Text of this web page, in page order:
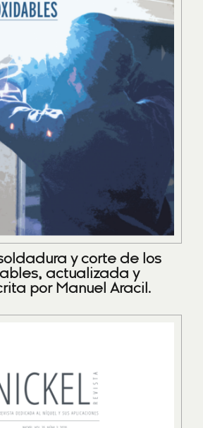
y corte de los
actualizada y
por Manuel Aracil.